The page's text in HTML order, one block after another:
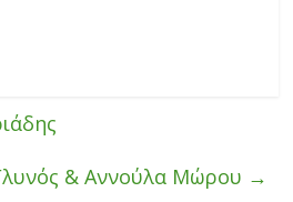
& Αννούλα Μώρου →